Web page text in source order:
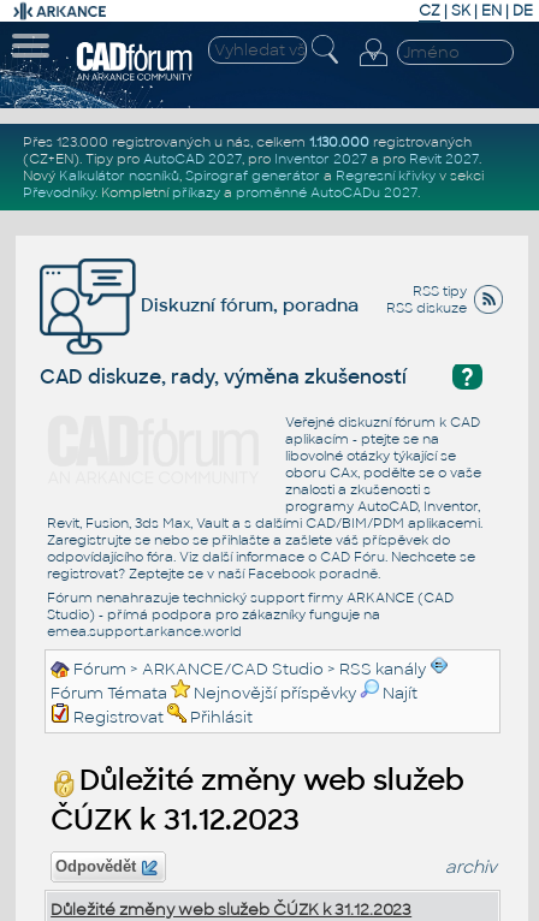
CZ | SK| EN | DE
Přes 123.000 registrovaných u nás, celkem 1.130.000registrovaných
(CZ+EN). Tipy pro AutoCAD 2027, pro Inventor 2027a pro Revit 2027.
Nový Kalkulátor nosníků, Spirograf generátor a Regresní křivkyv sekci
Převodníky. Kompletní příkazya proměnné AutoCADu 2027.
RSS tipy
RSS diskuze
Diskuzní fórum, poradna
?
CAD diskuze, rady, výměna zkušeností
Veřejné diskuzní fórum k CAD
aplikacím - ptejte se na
libovolné otázky týkající se
oboru CAx, podělte se o vaše
znalosti a zkušenosti s
programy AutoCAD, Inventor,
Revit, Fusion, 3ds Max, Vault a s dalšími CAD/BIM/PDM aplikacemi.
Zaregistrujte se nebo se přihlašte a zašlete váš příspěvek do
odpovídajícího fóra. Viz další informace o CAD Fóru. Nechcete se
registrovat? Zeptejte se v naší Facebook poradně.
Fórum nenahrazuje technický support firmy ARKANCE (CAD
Studio) - přímá podpora pro zákazníky funguje na
emea.support.arkance.world
Fórum >ARKANCE/CAD Studio > RSS kanály
Fórum Témata
Nejnovější příspěvky
Najít
Registrovat
Přihlásit
Důležité změny web služeb
ČÚZK k 31.12.2023
Odpovědět archiv
Důležité změny web služeb ČÚZK k 31.12.2023